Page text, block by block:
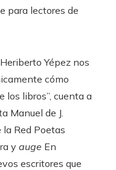
para lectores de
Yépez nos
cómo
los libros”, cuenta a
Manuel de J.
la Red Poetas
y auge En
escritores que